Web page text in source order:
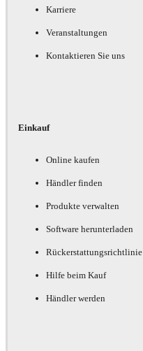
Karriere
Veranstaltungen
Kontaktieren Sie uns
Einkauf
Online kaufen
Händler finden
Produkte verwalten
Software herunterladen
Rückerstattungsrichtlinie
Hilfe beim Kauf
Händler werden